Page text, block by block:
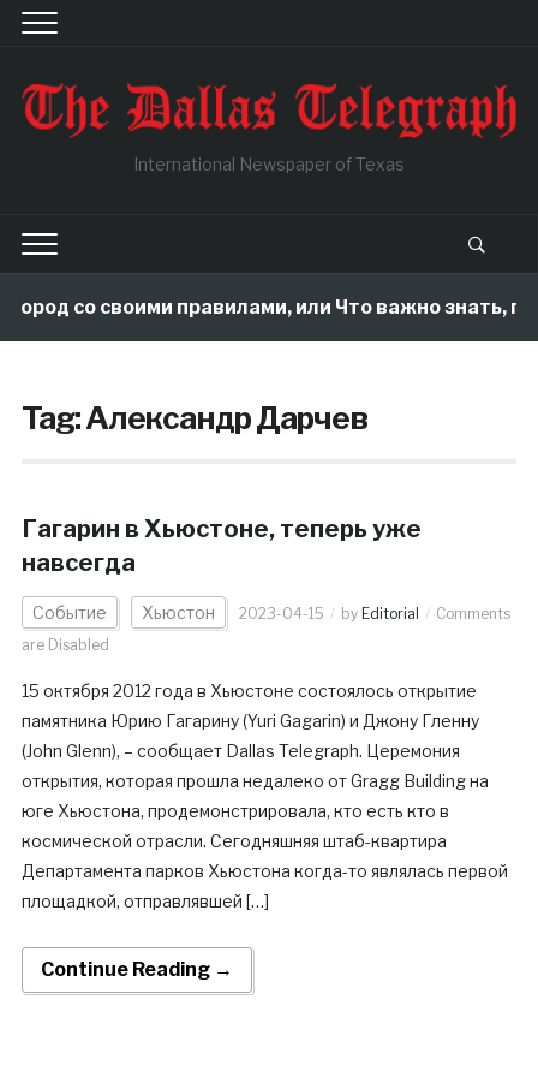
International Newspaper of Texas
со своими правилами, или Что важно знать,
Tag:Александр Дарчев
Гагарин в Хьюстоне, теперь уже
навсегда
Событие Хьюстон 2023-04-15 by Editorial
Comments
are Disabled
15 октября 2012 года в Хьюстоне состоялось открытие
памятника Юрию Гагарину (Yuri Gagarin) и Джону Гленну
(John Glenn), – сообщает Dallas Telegraph. Церемония
открытия, которая прошла недалеко от Gragg Building на
юге Хьюстона, продемонстрировала, кто есть кто в
космической отрасли. Сегодняшняя штаб-квартира
Департамента парков Хьюстона когда-то являлась первой
площадкой, отправлявшей […]
Continue Reading →